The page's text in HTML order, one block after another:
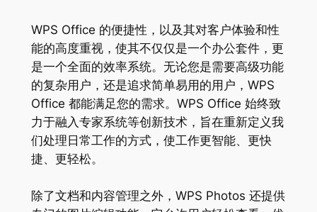
WPS Office 的便捷性，以及其对客户体验和性
能的高度重视，使其不仅仅是一个办公套件，更
是一个全面的效率系统。无论您是需要高级功能
的复杂用户，还是追求简单易用的用户，WPS
Office 都能满足您的需求。WPS Office 始终致
力于融入专家系统等创新技术，旨在重新定义我
们处理日常工作的方式，使工作更智能、更快
捷、更轻松。
除了文档和内容管理之外，WPS Photos 还提供